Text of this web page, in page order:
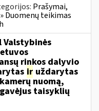
Prašymai,
Duomenų teikimas
Valstybinės
rinkos dalyvio
ir uždarytas
nuomą,
taisyklių